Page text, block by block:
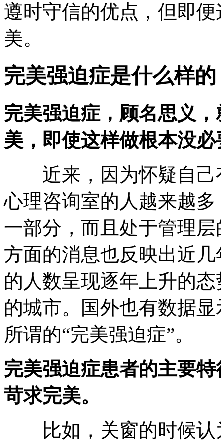
遵时守信的优点，但即
美。
完美强迫症是什么样的
完美强迫症，顾名思义
美，即使这样做根本没必
近来，因为怀疑自己
心理咨询室的人越来越
一部分，而且处于管理
方面的消息也反映出近
的人数呈现逐年上升的
的城市。国外也有数据
所谓的“完美强迫症”。
完美强迫症患者的主要
苛求完美。
比如，关窗的时候认